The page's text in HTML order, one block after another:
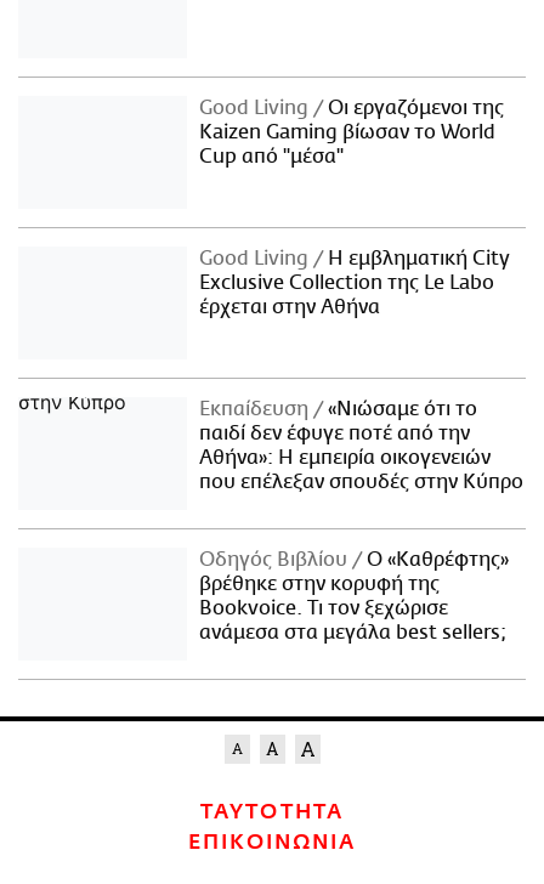
Good Living
Οι εργαζόμενοι της
Kaizen Gaming βίωσαν το World
Cup από "μέσα"
Good Living
Η εμβληματική City
Exclusive Collection της Le Labo
έρχεται στην Αθήνα
Εκπαίδευση
«Νιώσαμε ότι το
παιδί δεν έφυγε ποτέ από την
Αθήνα»: Η εμπειρία οικογενειών
που επέλεξαν σπουδές στην Κύπρο
Οδηγός Βιβλίου
Ο «Καθρέφτης»
βρέθηκε στην κορυφή της
Bookvoice. Τι τον ξεχώρισε
ανάμεσα στα μεγάλα best sellers;
ΤΑΥΤΟΤΗΤΑ
ΕΠΙΚΟΙΝΩΝΙΑ